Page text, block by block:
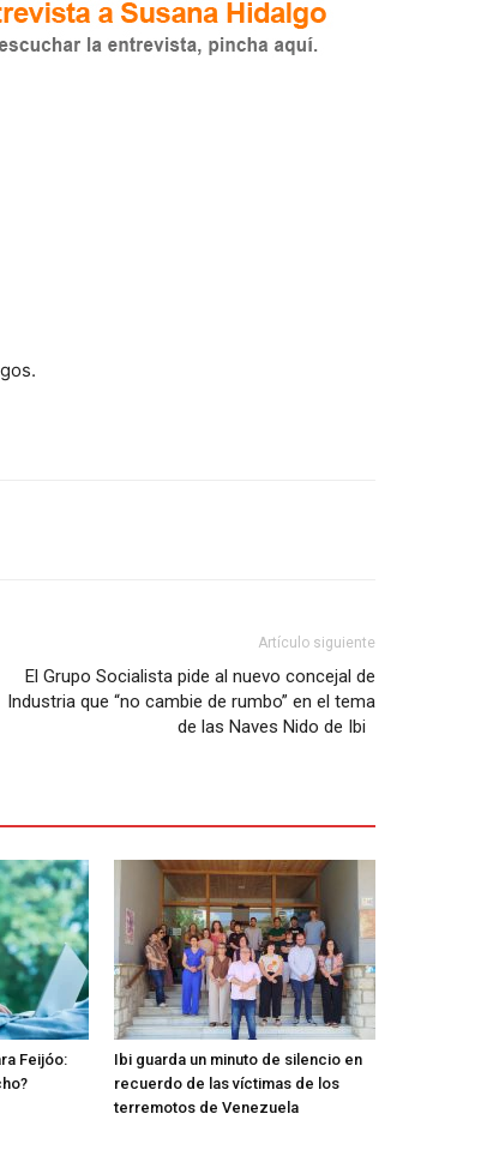
Artículo siguiente
El Grupo Socialista pide al nuevo concejal de
Industria que “no cambie de rumbo” en el tema
de las Naves Nido de Ibi
Feijóo:
Ibi guarda un minuto de silencio en
recuerdo de las víctimas de los
terremotos de Venezuela